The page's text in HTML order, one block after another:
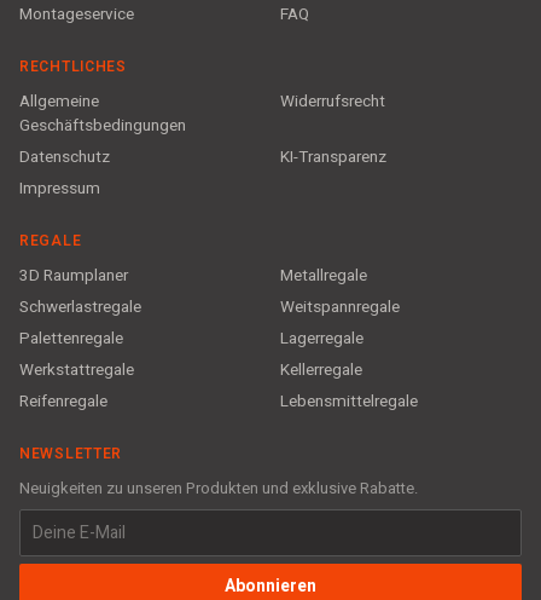
Montageservice
FAQ
RECHTLICHES
Allgemeine
Geschäftsbedingungen
Widerrufsrecht
Datenschutz
KI-Transparenz
Impressum
REGALE
3D Raumplaner
Metallregale
Schwerlastregale
Weitspannregale
Palettenregale
Lagerregale
Werkstattregale
Kellerregale
Reifenregale
Lebensmittelregale
NEWSLETTER
Neuigkeiten zu unseren Produkten und exklusive Rabatte.
Abonnieren